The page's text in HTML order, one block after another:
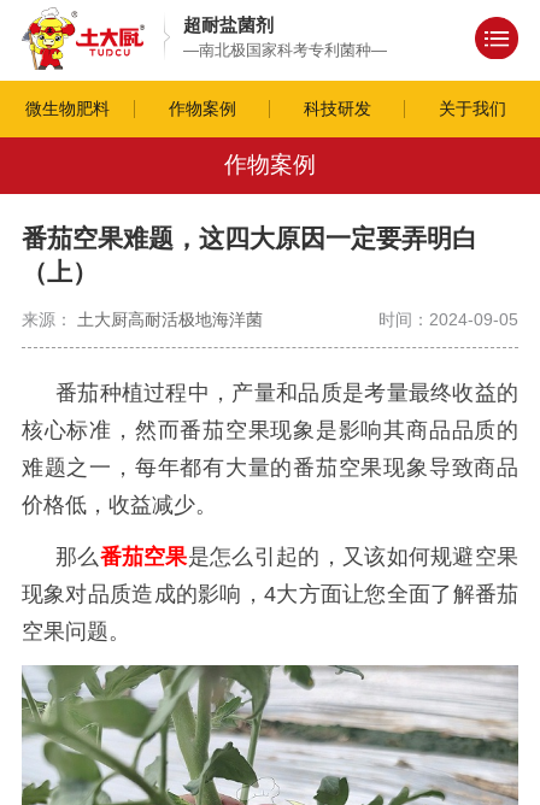
超耐盐菌剂
—南北极国家科考专利菌种—
微生物肥料 作物案例 科技研发 关于我们
作物案例
番茄空果难题，这四大原因一定要弄明白
（上）
来源： 土大厨高耐活极地海洋菌 时间：2024-09-05
番茄种植过程中，产量和品质是考量最终收益的
核心标准，然而番茄空果现象是影响其商品品质的
难题之一，每年都有大量的番茄空果现象导致商品
价格低，收益减少。
那么番茄空果是怎么引起的，又该如何规避空果
现象对品质造成的影响， 4大方面让您全面了解番茄
空果问题。